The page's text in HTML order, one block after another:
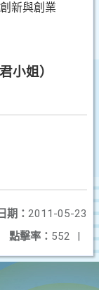
新與創業
小姐）
期： 2011-05-23
點擊率： 552 |